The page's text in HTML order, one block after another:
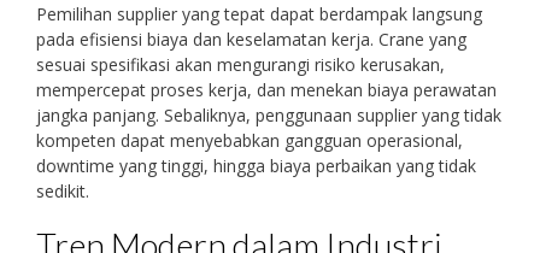
Pemilihan supplier yang tepat dapat berdampak langsung
pada efisiensi biaya dan keselamatan kerja. Crane yang
sesuai spesifikasi akan mengurangi risiko kerusakan,
mempercepat proses kerja, dan menekan biaya perawatan
jangka panjang. Sebaliknya, penggunaan supplier yang tidak
kompeten dapat menyebabkan gangguan operasional,
downtime yang tinggi, hingga biaya perbaikan yang tidak
sedikit.
Tren Modern dalam Industri